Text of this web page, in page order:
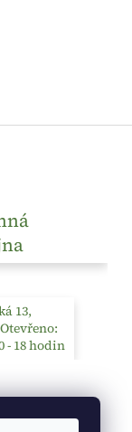
13,
- 18 hodin